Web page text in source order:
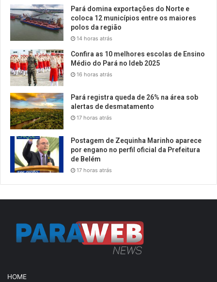
Pará domina exportações do Norte e
coloca 12 municípios entre os maiores
polos da região
14 horas atrás
Confira as 10 melhores escolas de Ensino
Médio do Pará no Ideb 2025
16 horas atrás
Pará registra queda de 26% na área sob
alertas de desmatamento
17 horas atrás
Postagem de Zequinha Marinho aparece
por engano no perfil oficial da Prefeitura
de Belém
17 horas atrás
HOME